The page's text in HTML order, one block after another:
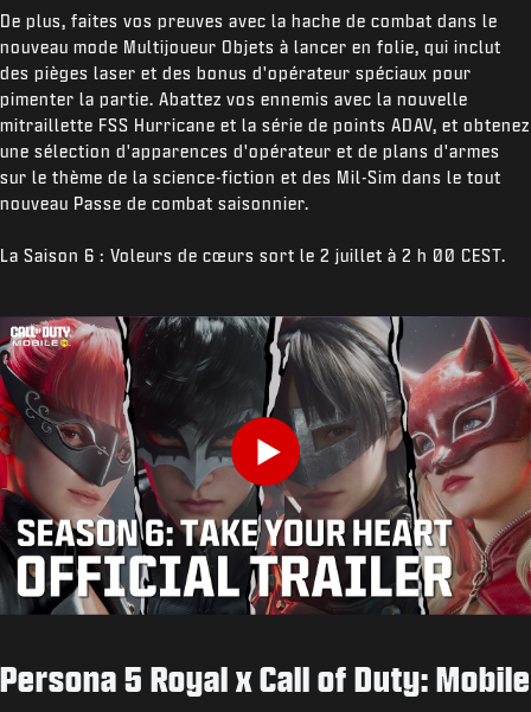
De plus, faites vos preuves avec la hache de combat dans le
nouveau mode Multijoueur Objets à lancer en folie, qui inclut
des pièges laser et des bonus d'opérateur spéciaux pour
pimenter la partie. Abattez vos ennemis avec la nouvelle
mitraillette FSS Hurricane et la série de points ADAV, et obtenez
une sélection d'apparences d'opérateur et de plans d'armes
sur le thème de la science-fiction et des Mil-Sim dans le tout
nouveau Passe de combat saisonnier.
La Saison 6 : Voleurs de cœurs sort le 2 juillet à 2 h 00 CEST.
Play
Persona 5 Royal x Call of Duty: Mobile